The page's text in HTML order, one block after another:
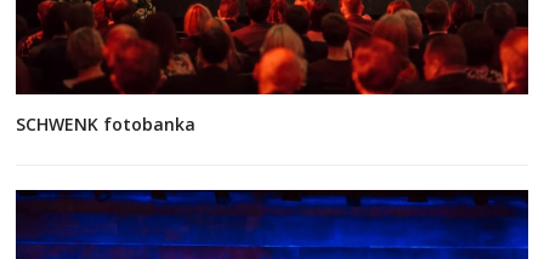
SCHWENK fotobanka